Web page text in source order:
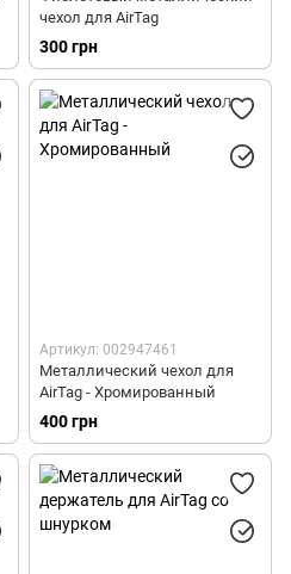
чехол для AirTag
300 грн
Артикул: 002947461
Металлический чехол для
AirTag - Хромированный
400 грн